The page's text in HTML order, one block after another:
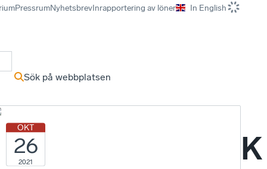
PressrumNyhetsbrevInrapportering av löner In English
Sök på webbplatsen
K
OKT
26
2021